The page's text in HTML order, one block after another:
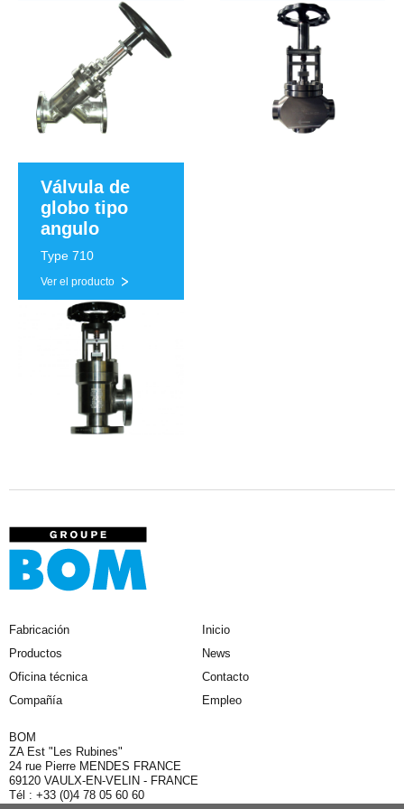
Válvula de
globo tipo
angulo
Type 710
Ver el producto
Fabricación
Productos
Oficina técnica
Compañía
Inicio
News
Contacto
Empleo
BOM
ZA Est "Les Rubines"
24 rue Pierre MENDES FRANCE
69120 VAULX-EN-VELIN - FRANCE
Tél : +33 (0)4 78 05 60 60